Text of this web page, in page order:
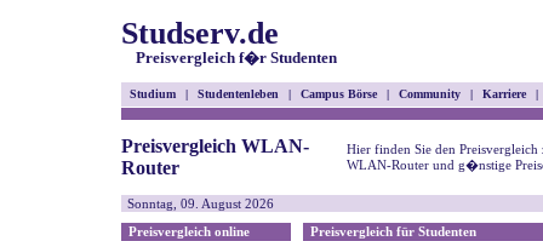
Studserv.de
Preisvergleich f�r Studenten
Studium | Studentenleben | Campus Börse | Community | Karriere |
Preisvergleich WLAN-
Router
Hier finden Sie den Preisvergleich
WLAN-Router und g�nstige
Sonntag, 09. August 2026
Preisvergleich online
Preisvergleich für Studenten